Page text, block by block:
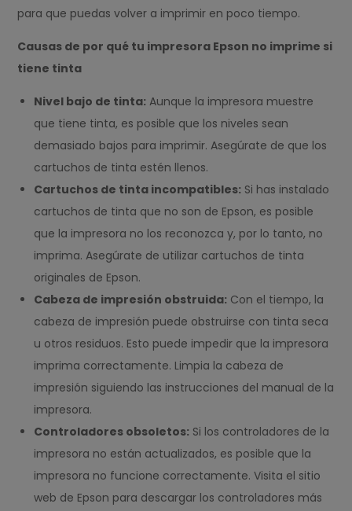
para que puedas volver a imprimir en poco tiempo.
Causas de por qué tu impresora Epson no imprime si
tiene tinta
Nivel bajo de tinta: Aunque la impresora muestre
que tiene tinta, es posible que los niveles sean
demasiado bajos para imprimir. Asegúrate de que los
cartuchos de tinta estén llenos.
Cartuchos de tinta incompatibles: Si has instalado
cartuchos de tinta que no son de Epson, es posible
que la impresora no los reconozca y, por lo tanto, no
imprima. Asegúrate de utilizar cartuchos de tinta
originales de Epson.
Cabeza de impresión obstruida: Con el tiempo, la
cabeza de impresión puede obstruirse con tinta seca
u otros residuos. Esto puede impedir que la impresora
imprima correctamente. Limpia la cabeza de
impresión siguiendo las instrucciones del manual de la
impresora.
Controladores obsoletos: Si los controladores de la
impresora no están actualizados, es posible que la
impresora no funcione correctamente. Visita el sitio
web de Epson para descargar los controladores más